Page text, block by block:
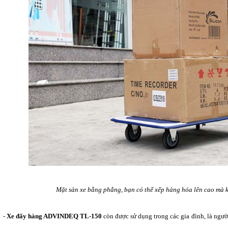
Mặt sàn xe bằng phẳng, bạn có thể xếp hàng hóa lên cao
-Xe đẩy hàng ADVINDEQ TL-150 còn được sử dụng trong các gia đình, là